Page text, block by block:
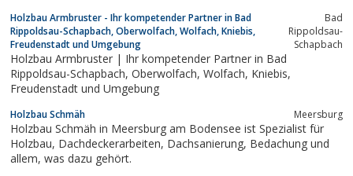
Holzbau Armbruster - Ihr kompetender Partner in Bad
Rippoldsau-Schapbach, Oberwolfach, Wolfach, Kniebis,
Freudenstadt und Umgebung
Bad
Rippoldsau-
Schapbach
Holzbau Armbruster | Ihr kompetender Partner in Bad
Rippoldsau-Schapbach, Oberwolfach, Wolfach, Kniebis,
Freudenstadt und Umgebung
Holzbau Schmäh Meersburg
Holzbau Schmäh in Meersburg am Bodensee ist Spezialist für
Holzbau, Dachdeckerarbeiten, Dachsanierung, Bedachung und
allem, was dazu gehört.